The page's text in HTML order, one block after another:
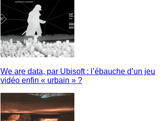
We are data, par Ubisoft : l’ébauche d’un jeu
vidéo enfin « urbain » ?